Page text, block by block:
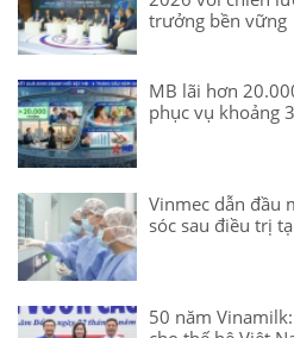
trưởng bền vững
MB lãi hơn
phục vụ khoảng
Vinmec dẫn đầu
sóc sau điều trị
50 năm